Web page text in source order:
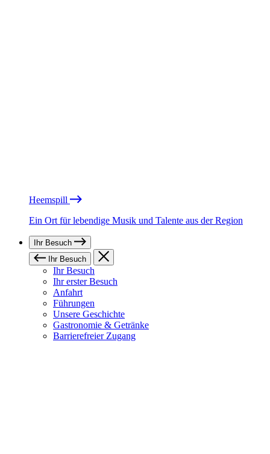
Heemspill
Ein Ort für lebendige Musik und Talente aus der Region
Ihr Besuch
Ihr Besuch
Ihr Besuch
Ihr erster Besuch
Anfahrt
Führungen
Unsere Geschichte
Gastronomie & Getränke
Barrierefreier Zugang